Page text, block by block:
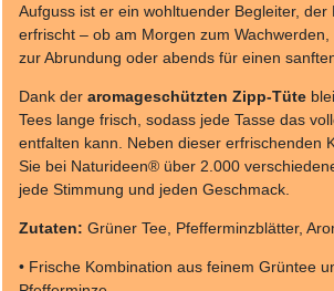
Aufguss ist er ein wohltuender Begleiter, der
erfrischt – ob am Morgen zum
zur Abrundung oder abends für einen
Dank der aromageschützten Zipp-Tüte
Tees lange frisch, sodass jede Tasse das
entfalten kann. Neben dieser erfrischenden
Sie bei Naturideen® über 2.000
jede Stimmung und jeden Geschmack.
Zutaten: Grüner Tee, Pfefferminzblätter,
• Frische Kombination aus feinem Grüntee